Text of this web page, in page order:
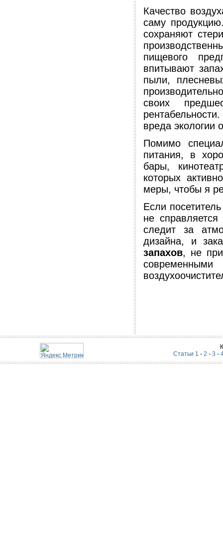
Качество
саму
сохраняют
пищевого
впитывают
пыли,
своих
вреда экологии
Помимо
питания, в
бары,
которых
меры, чтобы я
Если
не
следит за
дизайна, и
запахов, не
Статьи 1 - 2 - 3 -